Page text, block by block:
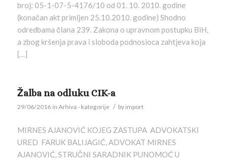
broj: 05-1-07-5-4176/10 od 01. 10. 2010. godine
(konačan akt primljen 25.10.2010. godine) Shodno
odredbama člana 239. Zakona o upravnom postupku BiH,
a zbog kršenja prava i sloboda podnosioca zahtjeva koja
[…]
Žalba na odluku CIK-a
29/06/2016 in Arhiva - kategorije / by import
MIRNES AJANOVIĆ KOJEG ZASTUPA ADVOKATSKI
URED FARUK BALIJAGIĆ, ADVOKAT MIRNES
AJANOVIĆ, STRUČNI SARADNIK PUNOMOĆ U